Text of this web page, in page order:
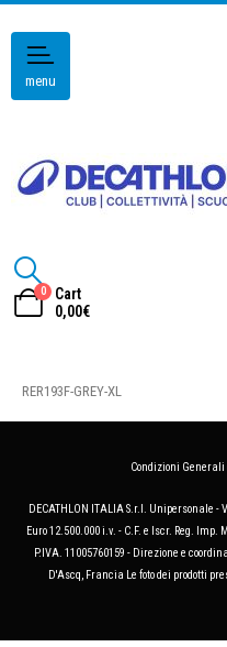
menu
0
Cart
0,00€
RER193F-GREY-XL
Condizioni
DECATHLON ITALIA S.r.l. Unipersonale -
Euro 12.500.000 i.v. - C.F. e Iscr. Reg. Imp.
P.IVA. 11005760159 - Direzione e
D'Ascq, Francia Le foto dei prodotti